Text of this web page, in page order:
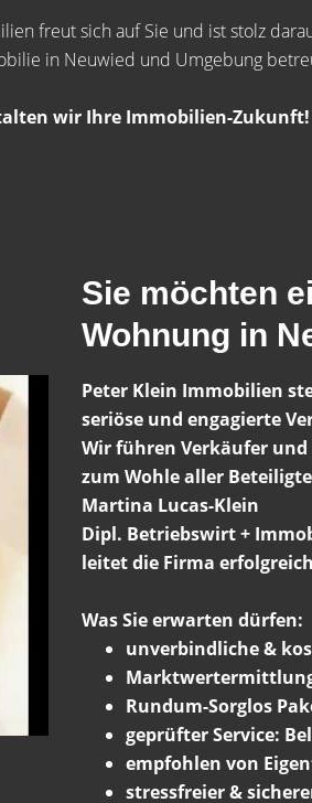
freut sich auf Sie und ist stolz
in Neuwied und Umgebung
wir Ihre Immobilien-Zukunft!
Sie möchten
Wohnung in
Peter Klein Immobilien
seriöse und engagierte
Wir führen Verkäufer
zum Wohle aller
Martina Lucas-Klein
Dipl. Betriebswirt +
leitet die Firma
Was Sie erwarten dürfen:
unverbindliche &
Rundum-Sorglos
geprüfter Service:
empfohlen von
stressfreier &